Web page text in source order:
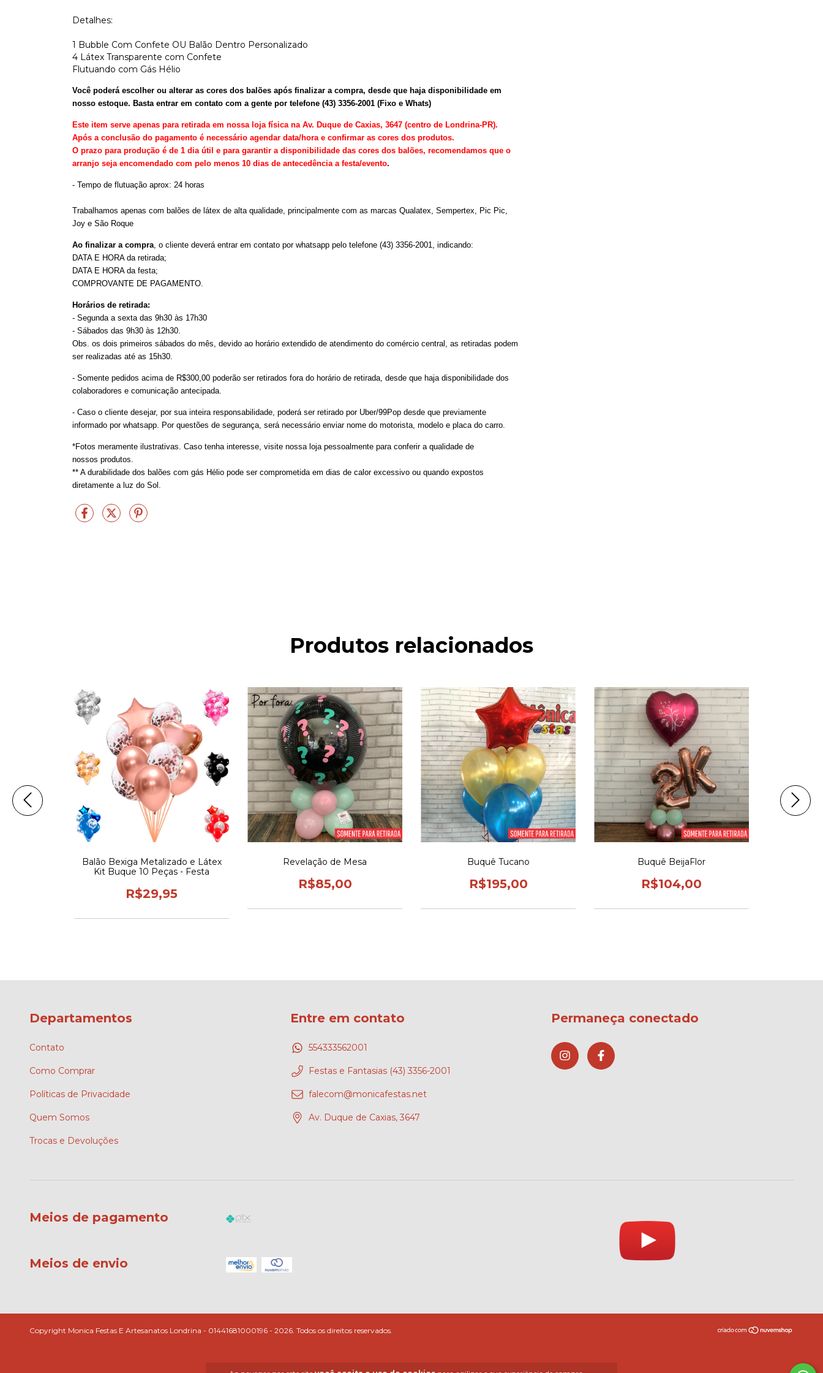
Detalhes:
1 Bubble Com Confete OU Balão Dentro Personalizado
4 Látex Transparente com Confete
Flutuando com Gás Hélio
Você poderá escolher ou alterar as cores dos balões após finalizar a compra, desde que haja disponibilidade em
nosso estoque. Basta entrar em contato com a gente por telefone (43) 3356-2001 (Fixo e Whats)
Este item serve apenas para retirada em nossa loja física na Av. Duque de Caxias, 3647 (centro de Londrina-PR).
Após a conclusão do pagamento é necessário agendar data/hora e confirmar as cores dos produtos.
O prazo para produção é de 1 dia útil e para garantir a disponibilidade das cores dos balões, recomendamos que o
arranjo seja encomendado com pelo menos 10 dias de antecedência a festa/evento.
- Tempo de flutuação aprox: 24 horas
Trabalhamos apenas com balões de látex de alta qualidade, principalmente com as marcas Qualatex, Sempertex, Pic Pic,
Joy e São Roque
Ao finalizar a compra, o cliente deverá entrar em contato por whatsapp pelo telefone (43) 3356-2001, indicando:
DATA E HORA da retirada;
DATA E HORA da festa;
COMPROVANTE DE PAGAMENTO.
Horários de retirada:
- Segunda a sexta das 9h30 às 17h30
- Sábados das 9h30 às 12h30.
Obs. os dois primeiros sábados do mês, devido ao horário extendido de atendimento do comércio central, as retiradas podem
ser realizadas até as 15h30.
- Somente pedidos acima de R$300,00 poderão ser retirados fora do horário de retirada, desde que haja disponibilidade dos
colaboradores e comunicação antecipada.
- Caso o cliente desejar, por sua inteira responsabilidade, poderá ser retirado por Uber/99Pop desde que previamente
informado por whatsapp. Por questões de segurança, será necessário enviar nome do motorista, modelo e placa do carro.
*Fotos meramente ilustrativas. Caso tenha interesse, visite nossa loja pessoalmente para conferir a qualidade de
nossos produtos.
** A durabilidade dos balões com gás Hélio pode ser comprometida em dias de calor excessivo ou quando expostos
diretamente a luz do Sol.
Produtos relacionados
Balão Bexiga Metalizado e Látex
Kit Buque 10 Peças - Festa
R$29,95
Revelação de Mesa
R$85,00
Buquê Tucano
R$195,00
Buquê BeijaFlor
R$104,00
Departamentos
Contato
Como Comprar
Políticas de Privacidade
Quem Somos
Trocas e Devoluções
Entre em contato
554333562001
Festas e Fantasias (43) 3356-2001
falecom@monicafestas.net
Av. Duque de Caxias, 3647
Permaneça conectado
Meios de pagamento
Meios de envio
Copyright Monica Festas E Artesanatos Londrina - 01441681000196 - 2026. Todos os direitos reservados.